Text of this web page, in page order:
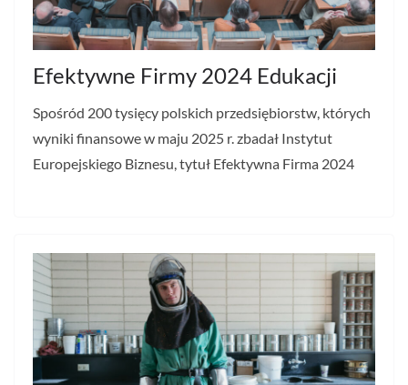
Efektywne Firmy 2024 Edukacji
Spośród 200 tysięcy polskich przedsiębiorstw, których
wyniki finansowe w maju 2025 r. zbadał Instytut
Europejskiego Biznesu, tytuł Efektywna Firma 2024